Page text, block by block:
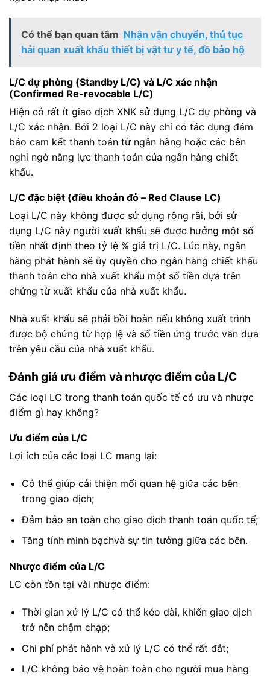
Có thể bạn quan tâm Nhận vận chuyển, thủ tục
hải quan xuất khẩu thiết bị vật tư y tế, đồ bảo hộ
L/C dự phòng (Standby L/C) và L/C xác nhận
(Confirmed Re-revocable L/C)
Hiện có rất ít giao dịch XNK sử dụng L/C dự phòng và
L/C xác nhận. Bởi 2 loại L/C này chỉ có tác dụng đảm
bảo cam kết thanh toán từ ngân hàng hoặc các bên
nghi ngờ năng lực thanh toán của ngân hàng chiết
khấu.
L/C đặc biệt (điều khoản đỏ – Red Clause LC)
Loại L/C này không được sử dụng rộng rãi, bởi sử
dụng L/C này người xuất khẩu sẽ được hưởng một số
tiền nhất định theo tỷ lệ % giá trị L/C. Lúc này, ngân
hàng phát hành sẽ ủy quyền cho ngân hàng chiết khấu
thanh toán cho nhà xuất khẩu một số tiền dựa trên
chứng từ xuất khẩu của nhà xuất khẩu.
Nhà xuất khẩu sẽ phải bồi hoàn nếu không xuất trình
được bộ chứng từ hợp lệ và số tiền ứng trước vẫn dựa
trên yêu cầu của nhà xuất khẩu.
Đánh giá ưu điểm và nhược điểm của L/C
Các loại LC trong thanh toán quốc tế có ưu và nhược
điểm gì hay không?
Ưu điểm của L/C
Lợi ích của các loại LC mang lại:
Có thể giúp cải thiện mối quan hệ giữa các bên
trong giao dịch;
Đảm bảo an toàn cho giao dịch thanh toán quốc tế;
Tăng tính minh bạchvà sự tin tưởng giữa các bên.
Nhược điểm của L/C
LC còn tồn tại vài nhược điểm:
Thời gian xử lý L/C có thể kéo dài, khiến giao dịch
trở nên chậm chạp;
Chi phí phát hành và xử lý L/C có thể rất đắt;
L/C không bảo vệ hoàn toàn cho người mua hàng